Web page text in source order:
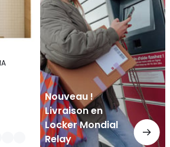
Nouveau !
Livraison en
Locker Mondial
Relay